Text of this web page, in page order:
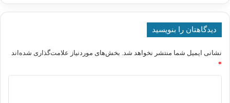
دیدگاهتان را بنویسید
نشانی ایمیل شما منتشر نخواهد شد. بخش‌های موردنیاز علامت‌گذاری شده‌اند
*